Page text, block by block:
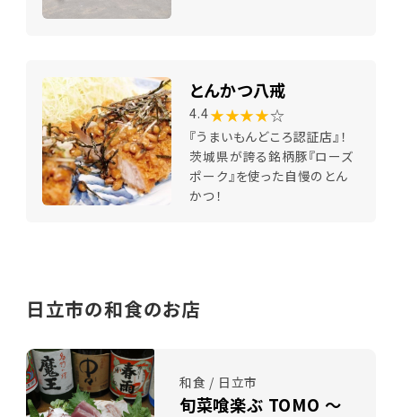
とんかつ八戒
4.4★★★★☆
『うまいもんどころ認証店』！
茨城県が誇る銘柄豚『ローズ
ポーク』を使った自慢のとん
かつ！
日立市の和食のお店
和食 / 日立市
旬菜喰楽ぶ TOMO ～